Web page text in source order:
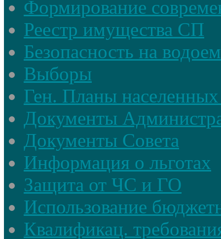
Формирование
Реестр имущества СП
Безопасность на
Выборы
Ген. Планы
Документы
Документы Совета
Информация о льготах
Защита от ЧС и ГО
Использование
Квалификац.